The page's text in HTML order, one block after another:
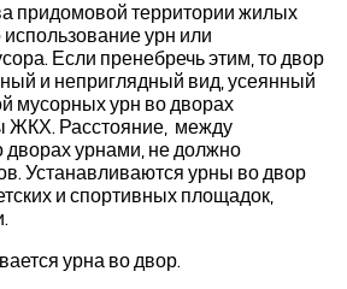
придомовой территории жилых
урн или
Если пренебречь этим, то двор
и неприглядный вид, усеянный
мусорных урн во дворах
ЖКХ. Расстояние, между
урнами, не должно
Устанавливаются урны во двор
и спортивных площадок,
урна во двор.